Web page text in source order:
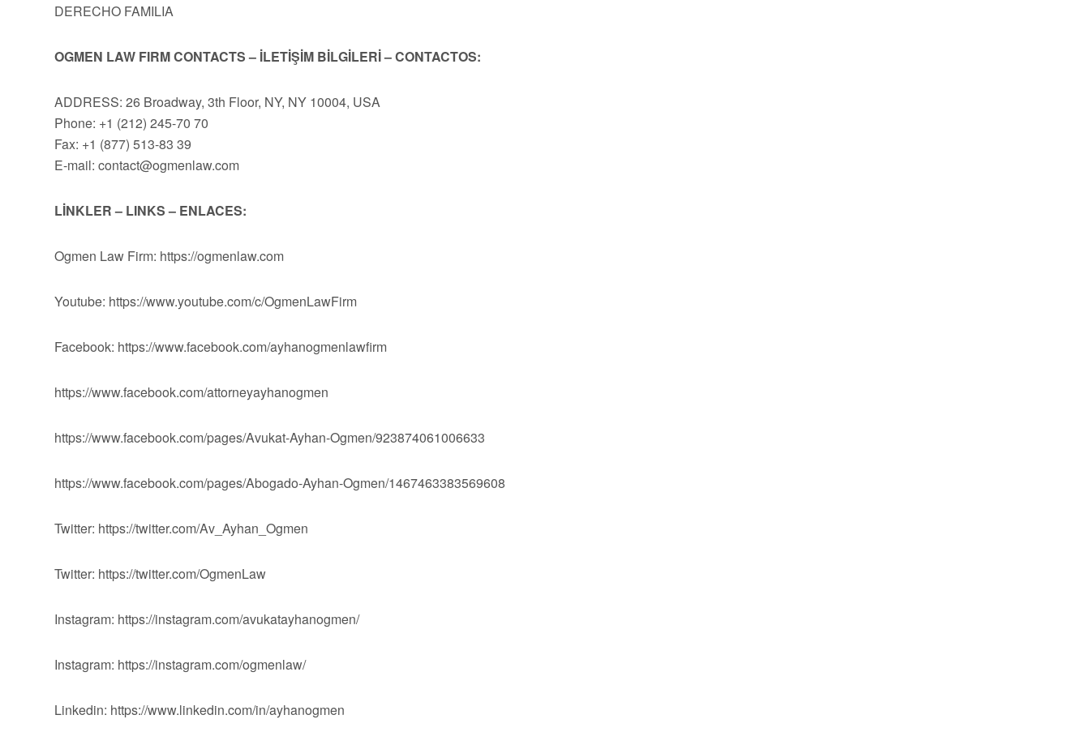
DERECHO FAMILIA
OGMEN LAW FIRM CONTACTS – İLETİŞİM BİLGİLERİ – CONTACTOS:
ADDRESS: 26 Broadway, 3th Floor, NY, NY 10004, USA
Phone: +1 (212) 245-70 70
Fax: +1 (877) 513-83 39
E-mail: contact@ogmenlaw.com
LİNKLER – LINKS – ENLACES:
Ogmen Law Firm: https://ogmenlaw.com
Youtube: https://www.youtube.com/c/OgmenLawFirm
Facebook: https://www.facebook.com/ayhanogmenlawfirm
https://www.facebook.com/attorneyayhanogmen
https://www.facebook.com/pages/Avukat-Ayhan-Ogmen/923874061006633
https://www.facebook.com/pages/Abogado-Ayhan-Ogmen/1467463383569608
Twitter: https://twitter.com/Av_Ayhan_Ogmen
Twitter: https://twitter.com/OgmenLaw
Instagram: https://instagram.com/avukatayhanogmen/
Instagram: https://instagram.com/ogmenlaw/
Linkedin: https://www.linkedin.com/in/ayhanogmen